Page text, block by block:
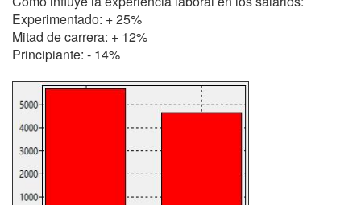
Experimentado: + 25%
Mitad de carrera: + 12%
Principiante: - 14%